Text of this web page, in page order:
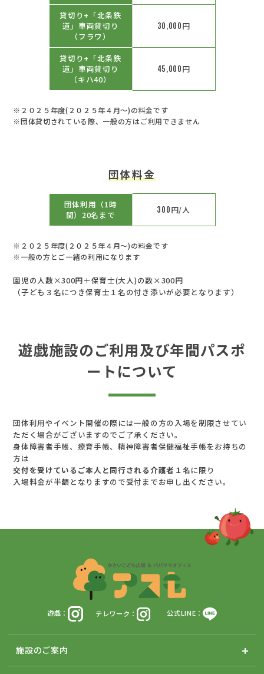
貸切り+「北条鉄
道」車両貸切り
（フラワ）
30,000円
貸切り+「北条鉄
道」車両貸切り
（キハ40）
45,000円
※２０２５年度(２０２５年４月～)の料金です
※団体貸切されている際、一般の方はご利用できません
団体料金
団体利用（1時
間）20名まで
300円/人
※２０２５年度(２０２５年４月～)の料金です
※一般の方とご一緒の利用になります
園児の人数×300円＋保育士(大人)の数×300円
（子ども３名につき保育士１名の付き添いが必要となります）
遊戯施設のご利用及び年間パスポ
ートについて
団体利用やイベント開催の際には一般の方の入場を制限させてい
ただく場合がございますのでご了承ください。
身体障害者手帳、療育手帳、精神障害者保健福祉手帳をお持ちの
方は
交付を受けているご本人と同行される介護者１名に限り
入場料金が半額となりますので受付までお申し出ください。
遊戯： テレワーク： 公式LINE：
施設のご案内